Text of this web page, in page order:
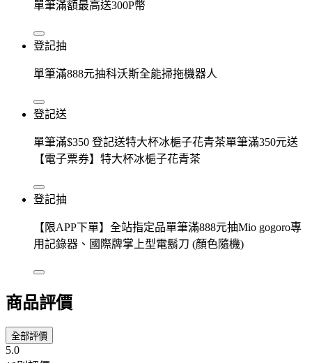
單筆滿額最高送300P幣
登記抽
單筆滿888元抽科沃斯全能掃拖機器人
登記送
單筆滿$350 登記送特大杯冰梔子花青茶單筆滿350元送
【電子票券】特大杯冰梔子花青茶
登記抽
【限APP下單】全站指定品單筆滿888元抽Mio gogoro專
用記錄器、國際牌掌上型電鬍刀 (顏色隨機)
商品評價
全部評價
5.0